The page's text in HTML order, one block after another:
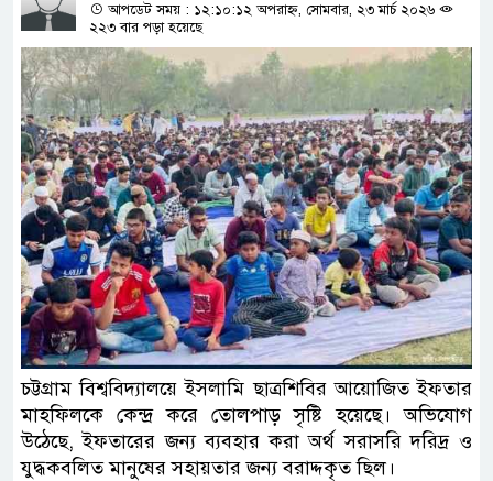
আপডেট সময় : ১২:১০:১২ অপরাহ্ন, সোমবার, ২৩ মার্চ ২০২৬
২২৩ বার পড়া হয়েছে
চট্টগ্রাম বিশ্ববিদ্যালয়ে ইসলামি ছাত্রশিবির আয়োজিত ইফতার
মাহফিলকে কেন্দ্র করে তোলপাড় সৃষ্টি হয়েছে। অভিযোগ
উঠেছে, ইফতারের জন্য ব্যবহার করা অর্থ সরাসরি দরিদ্র ও
যুদ্ধকবলিত মানুষের সহায়তার জন্য বরাদ্দকৃত ছিল।